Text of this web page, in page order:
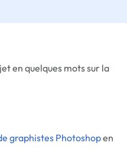
en quelques mots sur la
graphistes Photoshopen